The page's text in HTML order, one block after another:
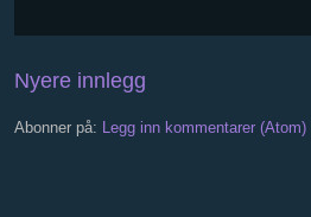
Nyere innlegg
Abonner på: Legg inn kommentarer (Atom)